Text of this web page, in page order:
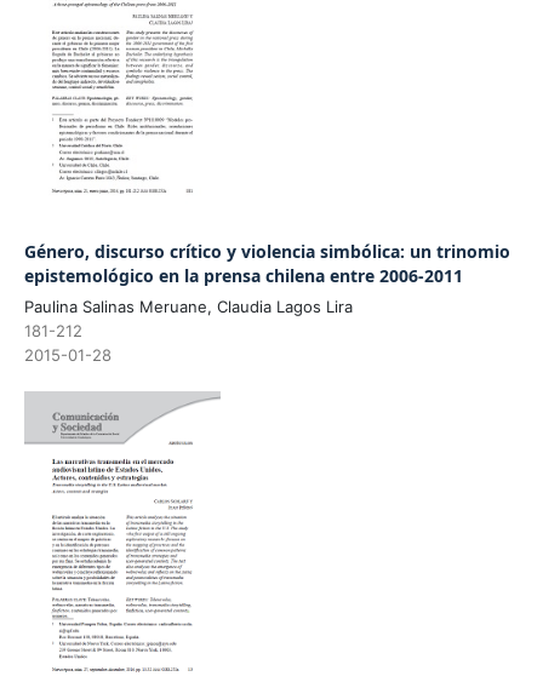
Género, discurso crítico y violencia simbólica: un trinomio
epistemológico en la prensa chilena entre 2006-2011
Paulina Salinas Meruane, Claudia Lagos Lira
181-212
2015-01-28